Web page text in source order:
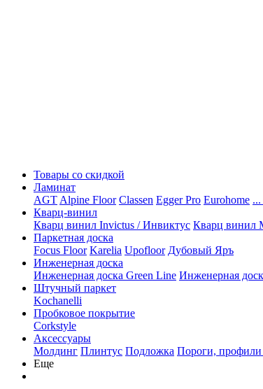
Товары со скидкой
Ламинат
AGT Alpine Floor Classen Egger Pro Eurohome
Кварц-винил
Кварц винил Invictus / Инвиктус Кварц винил
Паркетная доска
Focus Floor Karelia Upofloor Дубовый Яръ
Инженерная доска
Инженерная доска Green Line Инженерная
Штучный паркет
Kochanelli
Пробковое покрытие
Corkstyle
Аксессуары
Молдинг Плинтус Подложка Пороги, профили
Еще